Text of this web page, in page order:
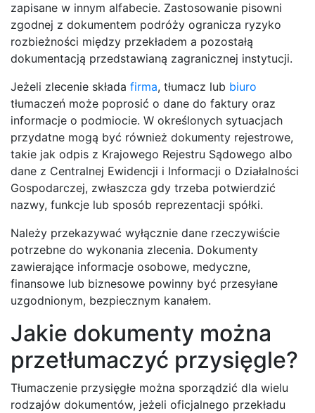
zapisane w innym alfabecie. Zastosowanie pisowni
zgodnej z dokumentem podróży ogranicza ryzyko
rozbieżności między przekładem a pozostałą
dokumentacją przedstawianą zagranicznej instytucji.
Jeżeli zlecenie składa firma, tłumacz lub biuro
tłumaczeń może poprosić o dane do faktury oraz
informacje o podmiocie. W określonych sytuacjach
przydatne mogą być również dokumenty rejestrowe,
takie jak odpis z Krajowego Rejestru Sądowego albo
dane z Centralnej Ewidencji i Informacji o Działalności
Gospodarczej, zwłaszcza gdy trzeba potwierdzić
nazwy, funkcje lub sposób reprezentacji spółki.
Należy przekazywać wyłącznie dane rzeczywiście
potrzebne do wykonania zlecenia. Dokumenty
zawierające informacje osobowe, medyczne,
finansowe lub biznesowe powinny być przesyłane
uzgodnionym, bezpiecznym kanałem.
Jakie dokumenty można
przetłumaczyć przysięgle?
Tłumaczenie przysięgłe można sporządzić dla wielu
rodzajów dokumentów, jeżeli oficjalnego przekładu